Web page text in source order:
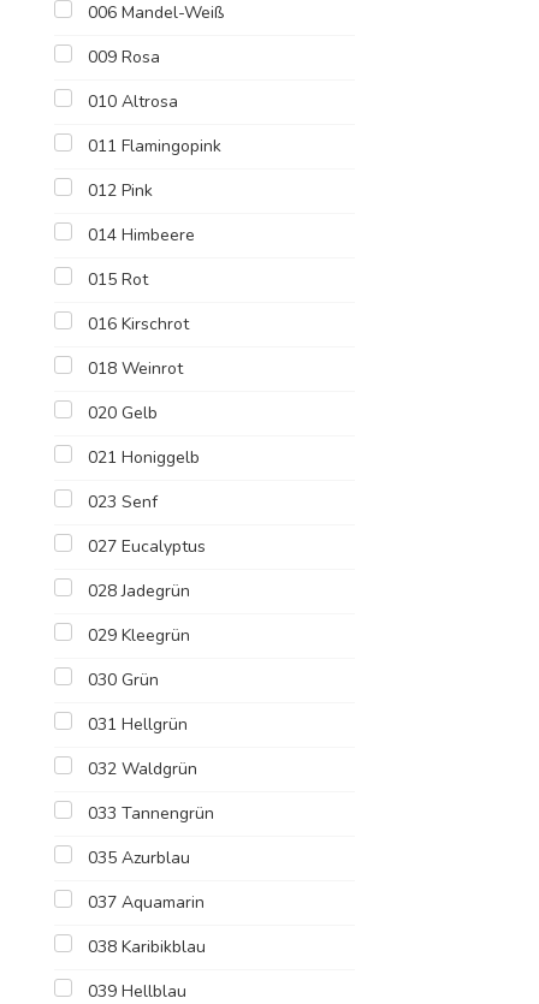
006 Mandel-Weiß
009 Rosa
010 Altrosa
011 Flamingopink
012 Pink
014 Himbeere
015 Rot
016 Kirschrot
018 Weinrot
020 Gelb
021 Honiggelb
023 Senf
027 Eucalyptus
028 Jadegrün
029 Kleegrün
030 Grün
031 Hellgrün
032 Waldgrün
033 Tannengrün
035 Azurblau
037 Aquamarin
038 Karibikblau
039 Hellblau